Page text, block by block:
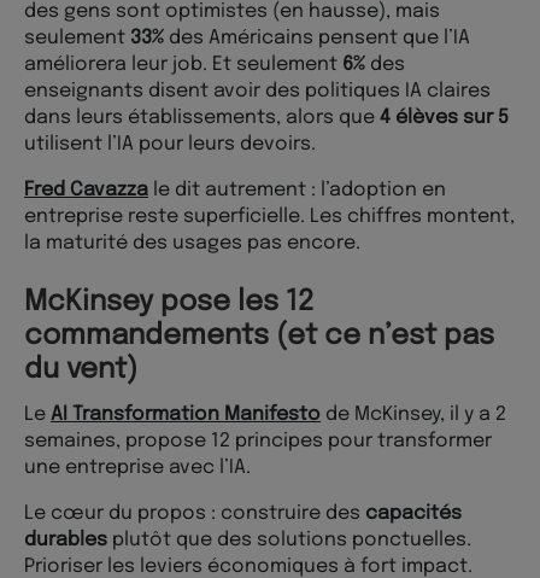
des gens sont optimistes (en hausse), mais
seulement 33% des Américains pensent que l’IA
améliorera leur job. Et seulement 6% des
enseignants disent avoir des politiques IA claires
dans leurs établissements, alors que 4 élèves sur 5
utilisent l’IA pour leurs devoirs.
Fred Cavazza le dit autrement : l’adoption en
entreprise reste superficielle. Les chiffres montent,
la maturité des usages pas encore.
McKinsey pose les 12
commandements (et ce n’est pas
du vent)
Le AI Transformation Manifesto de McKinsey, il y a 2
semaines, propose 12 principes pour transformer
une entreprise avec l’IA.
Le cœur du propos : construire des capacités
durables plutôt que des solutions ponctuelles.
Prioriser les leviers économiques à fort impact.